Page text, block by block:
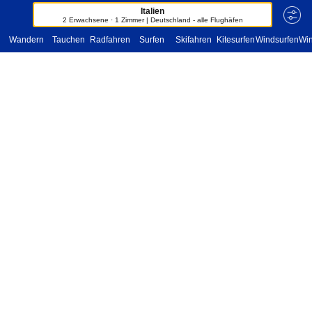
Italien
2 Erwachsene · 1 Zimmer | Deutschland - alle Flughäfen
Wandern Tauchen Radfahren Surfen Skifahren KitesurfenWindsurfen